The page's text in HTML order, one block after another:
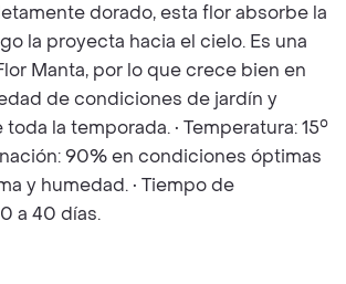
dorado, esta flor absorbe la
la proyecta hacia el cielo. Es una
Manta, por lo que crece bien en
de condiciones de jardín y
la temporada. • Temperatura: 15°
90% en condiciones óptimas
y humedad. • Tiempo de
a 40 días.